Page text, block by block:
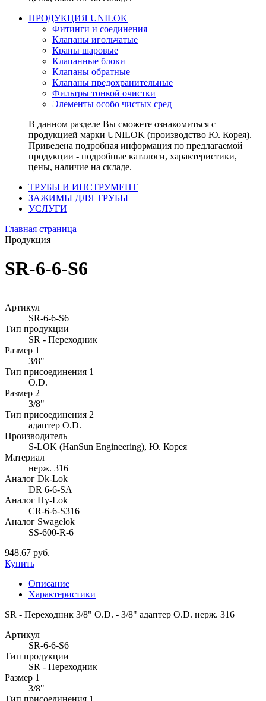
ПРОДУКЦИЯ UNILOK
Фитинги и соединения
Клапаны игольчатые
Краны шаровые
Клапанные блоки
Клапаны обратные
Клапаны предохранительные
Фильтры тонкой очистки
Элементы особо чистых сред
В данном разделе Вы сможете ознакомиться с
продукцией марки UNILOK (производство Ю. Корея).
Приведена подробная информация по предлагаемой
продукции - подробные каталоги, характеристики,
цены, наличие на складе.
ТРУБЫ И ИНСТРУМЕНТ
ЗАЖИМЫ ДЛЯ ТРУБЫ
УСЛУГИ
Главная страница
Продукция
SR-6-6-S6
Артикул
SR-6-6-S6
Тип продукции
SR - Переходник
Размер 1
3/8"
Тип присоединения 1
O.D.
Размер 2
3/8"
Тип присоединения 2
адаптер O.D.
Производитель
S-LOK (HanSun Engineering), Ю. Корея
Материал
нерж. 316
Аналог Dk-Lok
DR 6-6-SA
Аналог Hy-Lok
CR-6-6-S316
Аналог Swagelok
SS-600-R-6
948.67 руб.
Купить
Описание
Характеристики
SR - Переходник 3/8" O.D. - 3/8" адаптер O.D. нерж. 316
Артикул
SR-6-6-S6
Тип продукции
SR - Переходник
Размер 1
3/8"
Тип присоединения 1